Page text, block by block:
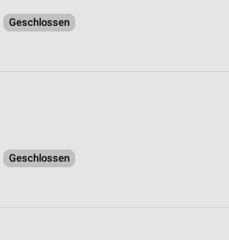
Geschlossen
Geschlossen